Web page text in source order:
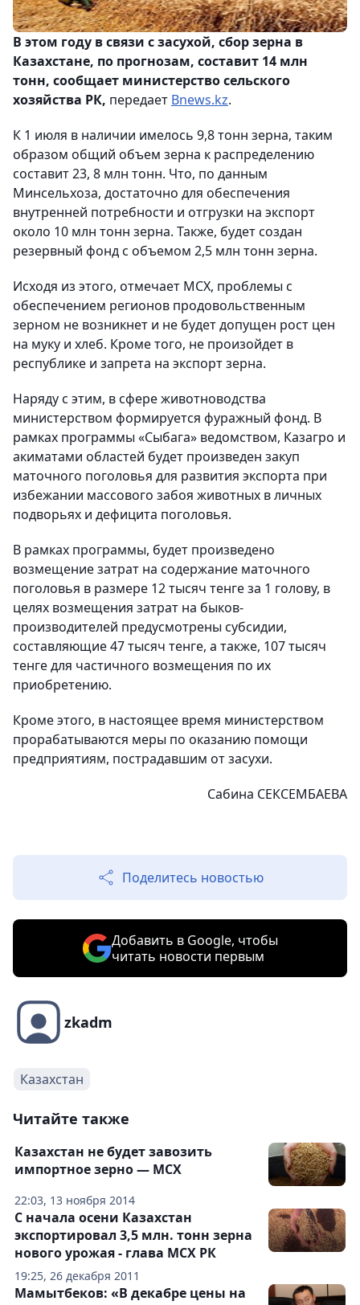
В этом году в связи с засухой, сбор зерна в
Казахстане, по прогнозам, составит 14 млн
тонн, сообщает министерство сельского
хозяйства РК, передает Bnews.kz.
К 1 июля в наличии имелось 9,8 тонн зерна, таким
образом общий объем зерна к распределению
составит 23, 8 млн тонн. Что, по данным
Минсельхоза, достаточно для обеспечения
внутренней потребности и отгрузки на экспорт
около 10 млн тонн зерна. Также, будет создан
резервный фонд с объемом 2,5 млн тонн зерна.
Исходя из этого, отмечает МСХ, проблемы с
обеспечением регионов продовольственным
зерном не возникнет и не будет допущен рост цен
на муку и хлеб. Кроме того, не произойдет в
республике и запрета на экспорт зерна.
Наряду с этим, в сфере животноводства
министерством формируется фуражный фонд. В
рамках программы «Сыбага» ведомством, Казагро и
акиматами областей будет произведен закуп
маточного поголовья для развития экспорта при
избежании массового забоя животных в личных
подворьях и дефицита поголовья.
В рамках программы, будет произведено
возмещение затрат на содержание маточного
поголовья в размере 12 тысяч тенге за 1 голову, в
целях возмещения затрат на быков-
производителей предусмотрены субсидии,
составляющие 47 тысяч тенге, а также, 107 тысяч
тенге для частичного возмещения по их
приобретению.
Кроме этого, в настоящее время министерством
прорабатываются меры по оказанию помощи
предприятиям, пострадавшим от засухи.
Сабина СЕКСЕМБАЕВА
Поделитесь новостью
Добавить в Google, чтобы
читать новости первым
zkadm
Казахстан
Читайте также
22:03, 13 ноября 2014
Казахстан не будет завозить
импортное зерно — МСХ
19:25, 26 декабря 2011
С начала осени Казахстан
экспортировал 3,5 млн. тонн зерна
нового урожая - глава МСХ РК
Мамытбеков: «В декабре цены на